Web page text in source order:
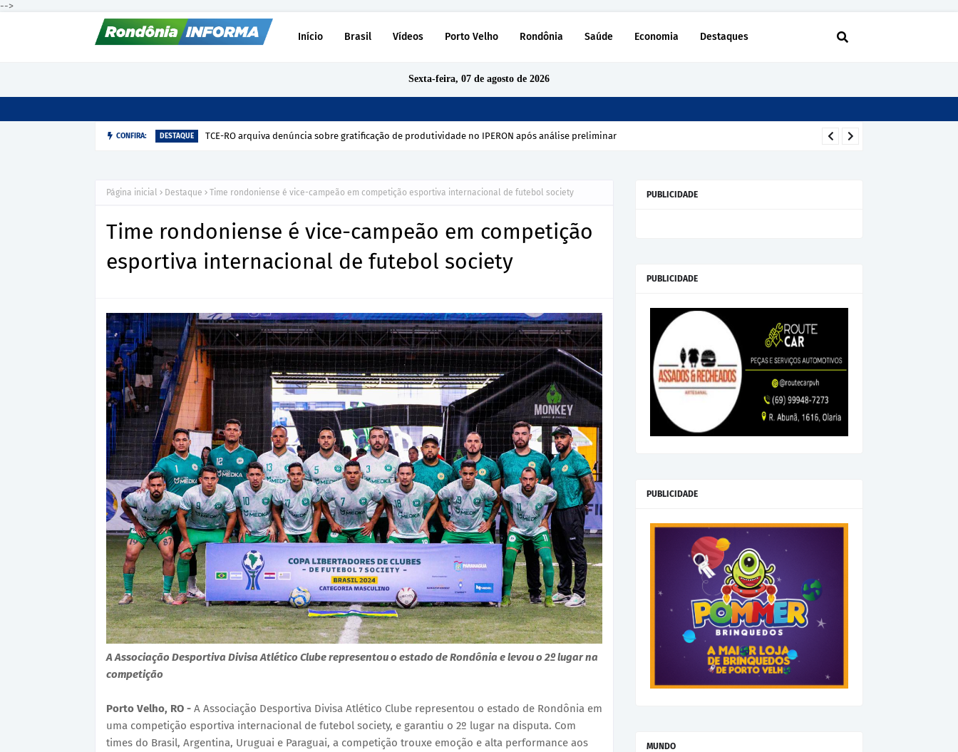
-->
Início Brasil Vídeos Porto Velho Rondônia Saúde Economia Destaques
Sexta-feira, 07 de agosto de 2026
CONFIRA: DESTAQUE TCE-RO arquiva denúncia sobre gratificação de produtividade no IPERON após análise preliminar
Página inicial Destaque Time rondoniense é vice-campeão em competição esportiva internacional de futebol society
Time rondoniense é vice-campeão em competição
esportiva internacional de futebol society
A Associação Desportiva Divisa Atlético Clube representou o estado de Rondônia e levou o 2º lugar na
competição
Porto Velho, RO - A Associação Desportiva Divisa Atlético Clube representou o estado de Rondônia em
uma competição esportiva internacional de futebol society, e garantiu o 2º lugar na disputa. Com
times do Brasil, Argentina, Uruguai e Paraguai, a competição trouxe emoção e alta performance aos
PUBLICIDADE
PUBLICIDADE
PUBLICIDADE
MUNDO